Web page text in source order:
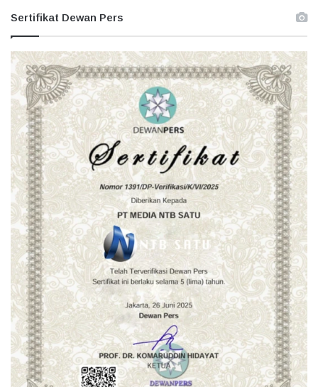
Sertifikat Dewan Pers